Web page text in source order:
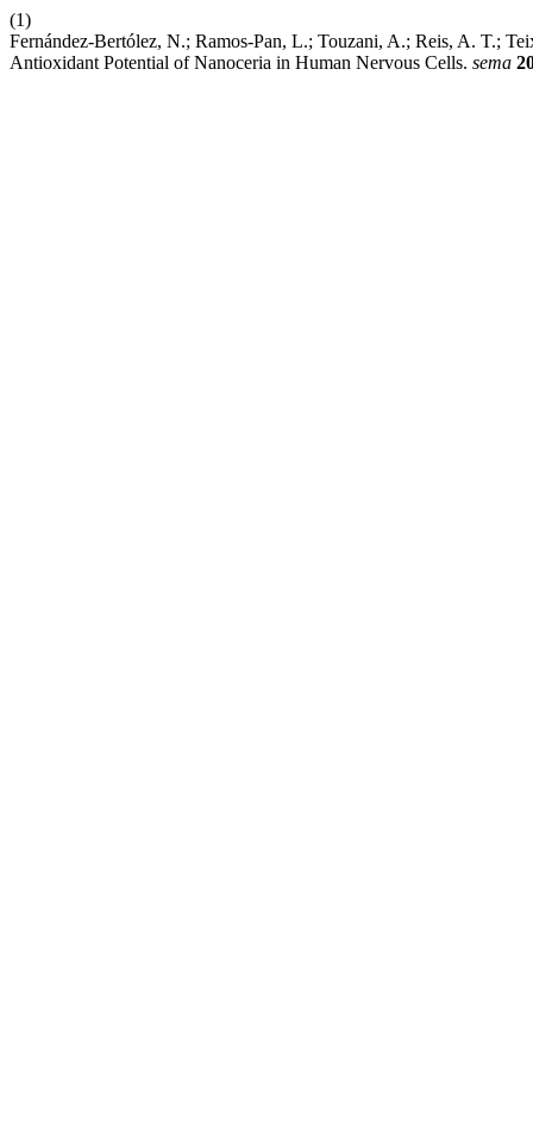
(1)
Fernández-Bertólez, N.; Ramos-Pan, L.; Touzani, A.; Reis, A. T.;
Antioxidant Potential of Nanoceria in Human Nervous Cells. sema